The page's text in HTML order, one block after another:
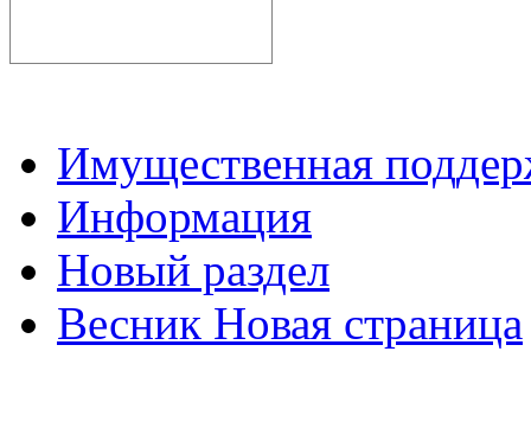
Имущественная
Информация
Новый раздел
Весник Новая страница